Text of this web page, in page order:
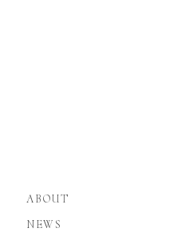
ABOUT
NEWS